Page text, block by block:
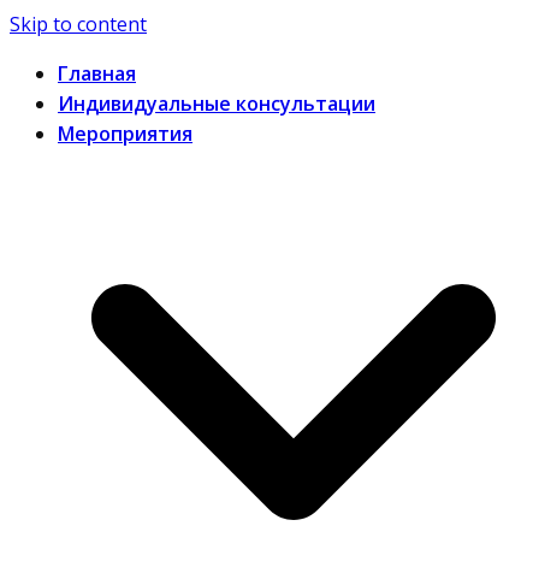
Skip to content
Главная
Индивидуальные консультации
Мероприятия